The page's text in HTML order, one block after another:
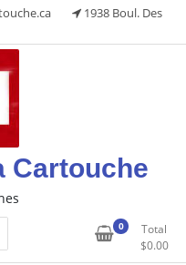
1938 Boul. Des
Cartouche
0
Total
$0.00